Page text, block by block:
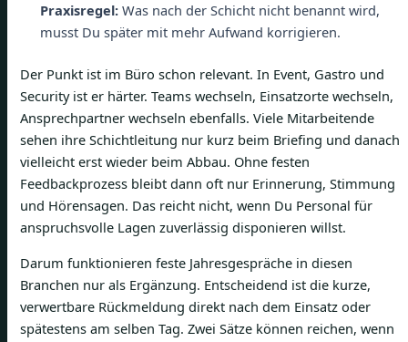
Praxisregel:Was nach der Schicht nicht benannt wird,
musst Du später mit mehr Aufwand korrigieren.
Der Punkt ist im Büro schon relevant. In Event, Gastro und
Security ist er härter. Teams wechseln, Einsatzorte wechseln,
Ansprechpartner wechseln ebenfalls. Viele Mitarbeitende
sehen ihre Schichtleitung nur kurz beim Briefing und danach
vielleicht erst wieder beim Abbau. Ohne festen
Feedbackprozess bleibt dann oft nur Erinnerung, Stimmung
und Hörensagen. Das reicht nicht, wenn Du Personal für
anspruchsvolle Lagen zuverlässig disponieren willst.
Darum funktionieren feste Jahresgespräche in diesen
Branchen nur als Ergänzung. Entscheidend ist die kurze,
verwertbare Rückmeldung direkt nach dem Einsatz oder
spätestens am selben Tag. Zwei Sätze können reichen, wenn